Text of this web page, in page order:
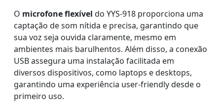
O microfone flexível do YYS-918 proporciona uma
captação de som nítida e precisa, garantindo que
sua voz seja ouvida claramente, mesmo em
ambientes mais barulhentos. Além disso, a conexão
USB assegura uma instalação facilitada em
diversos dispositivos, como laptops e desktops,
garantindo uma experiência user-friendly desde o
primeiro uso.